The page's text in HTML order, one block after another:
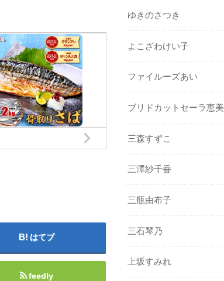
はてブ
feedly
ゆきのさつき
よこざわけい子
ファイルーズあい
ブリドカットセーラ恵美
三森すずこ
三澤紗千香
三瓶由布子
三石琴乃
上坂すみれ